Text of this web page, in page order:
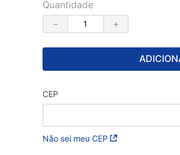
Quantidade
＋
－
CEP
Não sei meu CEP